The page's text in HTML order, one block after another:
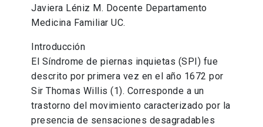
Javiera Léniz M. Docente Departamento
Medicina Familiar UC.
Introducción
El Síndrome de piernas inquietas (SPI) fue
descrito por primera vez en el año 1672 por
Sir Thomas Willis (1). Corresponde a un
trastorno del movimiento caracterizado por la
presencia de sensaciones desagradables